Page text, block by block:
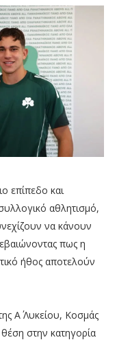
επίπεδο και
αθλητισμό,
να κάνουν
πως η
ήθος αποτελούν
Α΄ Λυκείου, Κοσμάς
στην κατηγορία